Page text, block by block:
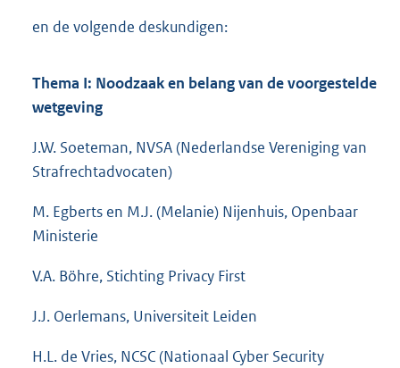
en de volgende deskundigen:
Thema I: Noodzaak en belang van de voorgestelde
wetgeving
J.W. Soeteman, NVSA (Nederlandse Vereniging van
Strafrechtadvocaten)
M. Egberts en M.J. (Melanie) Nijenhuis, Openbaar
Ministerie
V.A. Böhre, Stichting Privacy First
J.J. Oerlemans, Universiteit Leiden
H.L. de Vries, NCSC (Nationaal Cyber Security